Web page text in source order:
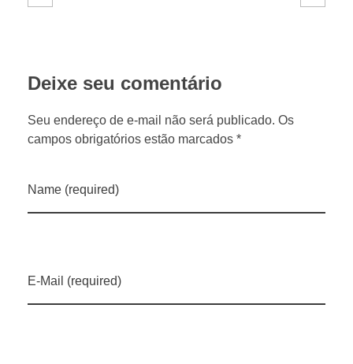
a
m
a
e
Deixe seu comentário
Seu endereço de e-mail não será publicado. Os
campos obrigatórios estão marcados *
Name (required)
E-Mail (required)